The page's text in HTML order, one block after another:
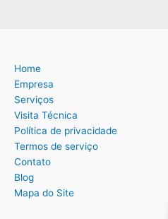
Home
Empresa
Serviços
Visita Técnica
Política de privacidade
Termos de serviço
Contato
Blog
Mapa do Site